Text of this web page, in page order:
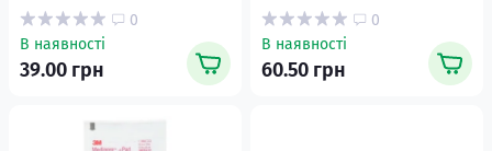
0
В наявності
39.00 грн
0
В наявності
60.50 грн